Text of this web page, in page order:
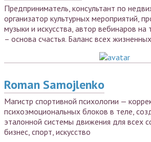
Предприниматель, консультант по
организатор культурных мероприятий,
музыки и искусства, автор вебинаров на
– основа счастья. Баланс всех
Roman Samojlenko
Магистр спортивной психологии —
психоэмоциональных блоков в теле,
эталонной системы движения для всех
бизнес, спорт, искусство